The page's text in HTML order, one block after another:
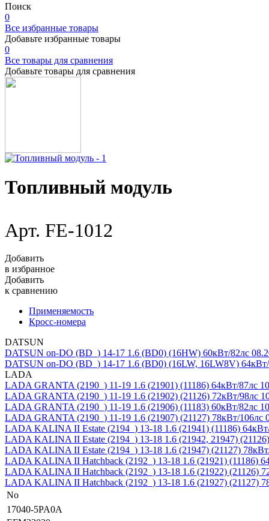
Поиск
0
Все избранные товары
Добавьте избранные товары
0
Все товары для сравнения
Добавьте товары для сравнения
Топливный модуль
Арт. FE-1012
Добавить
в избранное
Добавить
к сравнению
Применяемость
Кросс-номера
DATSUN
DATSUN on-DO (BD_) 14-17 1.6 (BD0) (16HW) 60кВт/82лс
DATSUN on-DO (BD_) 14-17 1.6 (BD0) (16LW, 16LW8V)
LADA
LADA GRANTA (2190_) 11-19 1.6 (21901) (11186) 64кВт/87лс
LADA GRANTA (2190_) 11-19 1.6 (21902) (21126) 72кВт/98лс
LADA GRANTA (2190_) 11-19 1.6 (21906) (11183) 60кВт/82лс
LADA GRANTA (2190_) 11-19 1.6 (21907) (21127) 78кВт/106лс
LADA KALINA II Estate (2194_) 13-18 1.6 (21941) (11186)
LADA KALINA II Estate (2194_) 13-18 1.6 (21942, 21947)
LADA KALINA II Estate (2194_) 13-18 1.6 (21947) (21127)
LADA KALINA II Hatchback (2192_) 13-18 1.6 (21921) (11186)
LADA KALINA II Hatchback (2192_) 13-18 1.6 (21922) (21126)
LADA KALINA II Hatchback (2192_) 13-18 1.6 (21927) (21127)
No
17040-5PA0A